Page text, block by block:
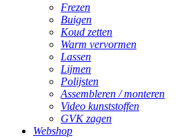
Frezen
Buigen
Koud zetten
Warm vervormen
Lassen
Lijmen
Polijsten
Assembleren / monteren
Video kunststoffen
GVK zagen
Webshop